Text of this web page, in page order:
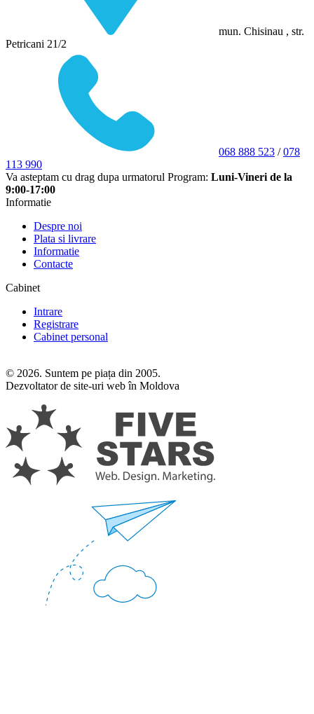
mun. Chisinau , str.
Petricani 21/2
068 888 523 /078
113 990
Va asteptam cu drag dupa urmatorul Program: Luni-Vineri de la
9:00-17:00
Informatie
Despre noi
Plata si livrare
Informatie
Contacte
Cabinet
Intrare
Registrare
Cabinet personal
© 2026. Suntem pe piața din 2005.
Dezvoltator de site-uri web în Moldova